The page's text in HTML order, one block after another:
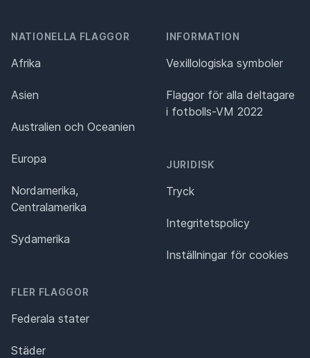
NATIONELLA FLAGGOR
Afrika
Asien
Australien och Oceanien
Europa
Nordamerika,
Centralamerika
Sydamerika
FLER FLAGGOR
Federala stater
Städer
INFORMATION
Vexillologiska symboler
Flaggor för alla deltagare
i fotbolls-VM 2022
JURIDISK
Tryck
Integritetspolicy
Inställningar för cookies